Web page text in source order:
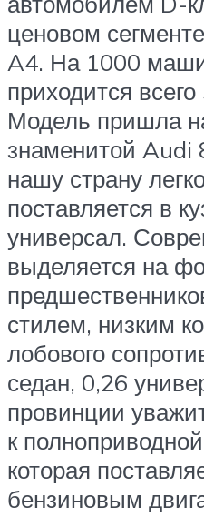
ценовом
A4. На 1000
приходится
Модель пришла
знаменитой Audi
нашу страну
поставляется в
универсал.
выделяется на
стилем, низким
лобового
седан, 0,26
провинции
к
которая
бензиновым